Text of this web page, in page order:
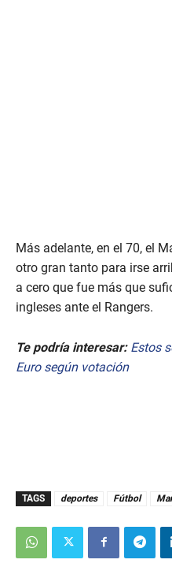
Más adelante, en el 70, el
otro gran tanto para irse
a cero que fue más que
ingleses ante el Rangers.
Te podría interesar: Estos
Euro según votación
TAGS deportes Fútbol